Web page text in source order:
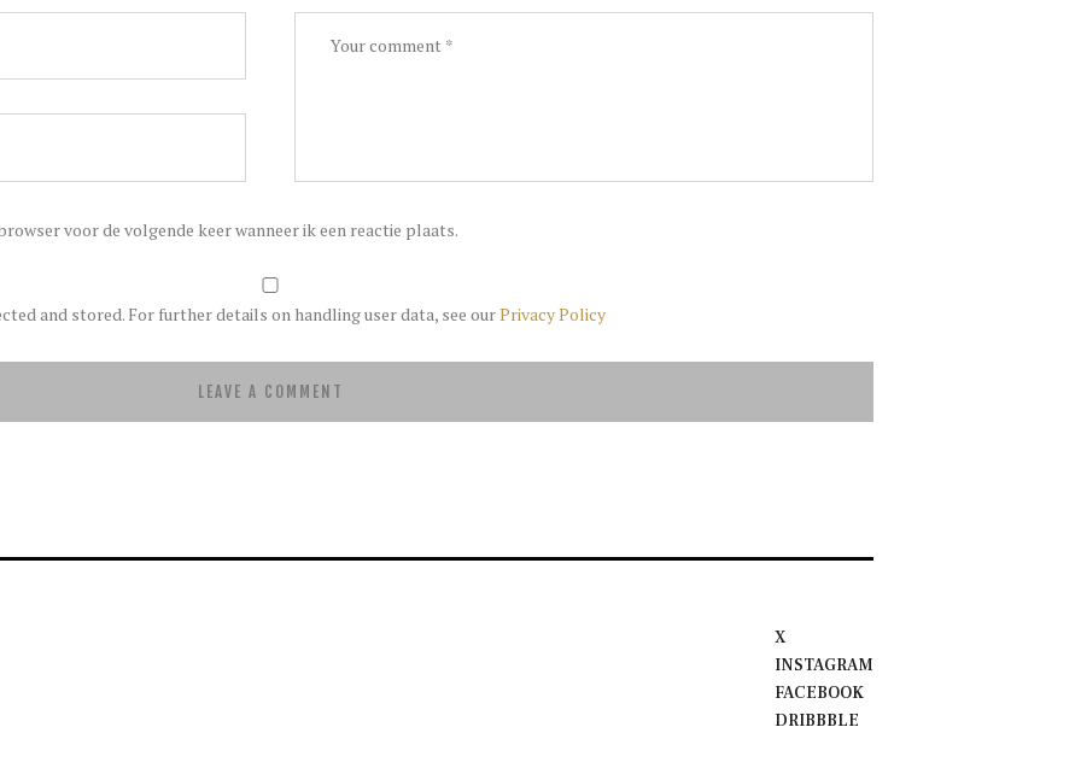
voor de volgende keer wanneer ik een reactie plaats.
and stored. For further details on handling user data, see ourPrivacy Policy
X
INSTAGRAM
FACEBOOK
DRIBBBLE